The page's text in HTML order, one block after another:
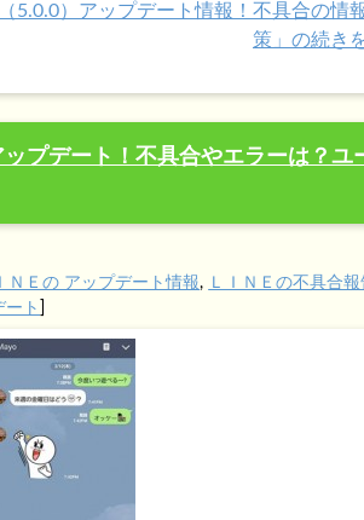
（5.0.0）アップデート情報！不具合の情
策」の続き
ップデート！不具合やエラーは？ユ
ＮＥの アップデート情報, ＬＩＮＥの不具合
ート ]